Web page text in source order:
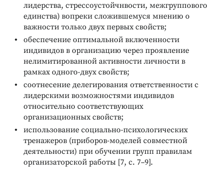
лидерства, стрессоустойчнвости, межгруппового
единства) вопреки сложившемуся мнению о
важности только двух первых свойств;
обеспечение оптимальной включенности
индивидов в организацию через проявление
нелимитированной активности личности в
рамках одного-двух свойств;
соотнесение делегирования ответственности с
лидерскими возможностями индивидов
относительно соответствующих
организационных свойств;
использование социально-психологических
тренажеров (приборов-моделей совместной
деятельности) при обучении групп правилам
организаторской работы [7, с. 7–9].